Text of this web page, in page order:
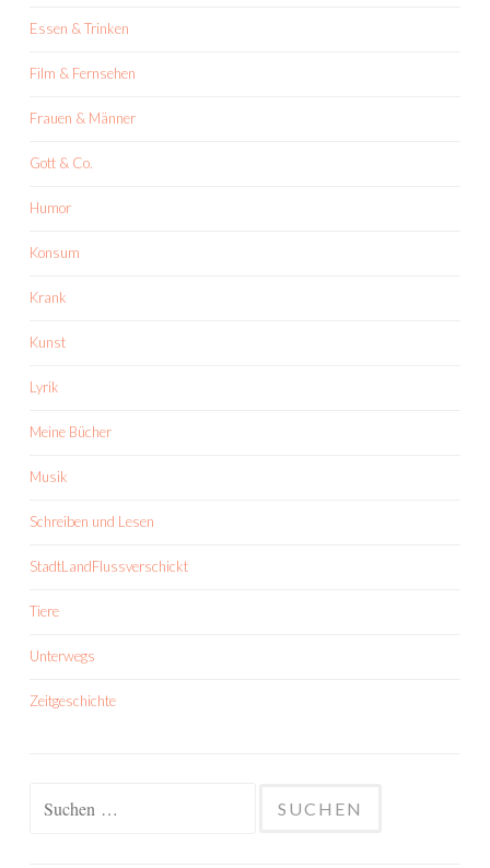
Essen & Trinken
Film & Fernsehen
Frauen & Männer
Gott & Co.
Humor
Konsum
Krank
Kunst
Lyrik
Meine Bücher
Musik
Schreiben und Lesen
StadtLandFlussverschickt
Tiere
Unterwegs
Zeitgeschichte